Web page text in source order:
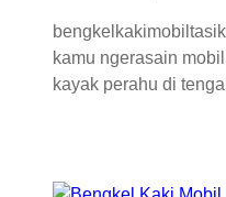
kamu ngerasain
kayak perahu di